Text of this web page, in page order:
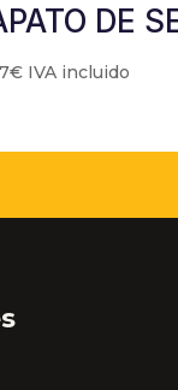
DE
€ IVA incluido